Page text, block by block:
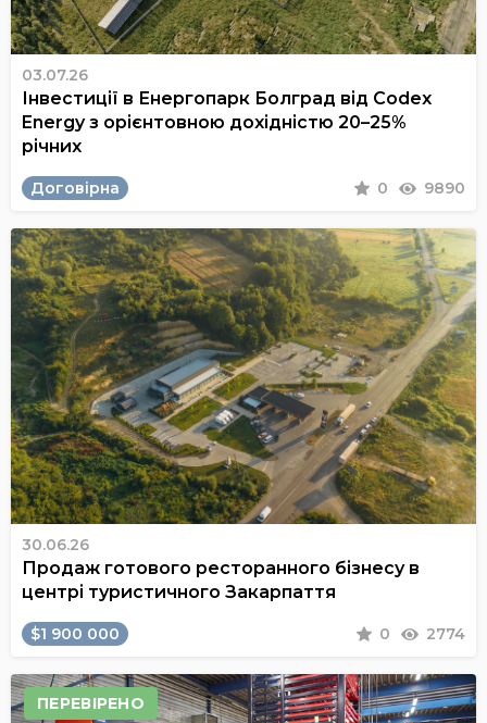
03.07.26
Інвестиції в Енергопарк Болград від Codex
Energy з орієнтовною дохідністю 20–25%
річних
Договірна 0 9890
30.06.26
Продаж готового ресторанного бізнесу в
центрі туристичного Закарпаття
$1 900 000 0 2774
ПЕРЕВІРЕНО